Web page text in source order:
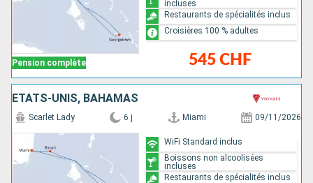
Pension complète 545 CHF
incluses
Restaurants de spécialités inclus
Croisières 100 % adultes
ÉTATS-UNIS, BAHAMAS
Scarlet Lady 6 j Miami 09/11/2026
WiFi Standard inclus
Boissons non alcoolisées
incluses
Restaurants de spécialités inclus